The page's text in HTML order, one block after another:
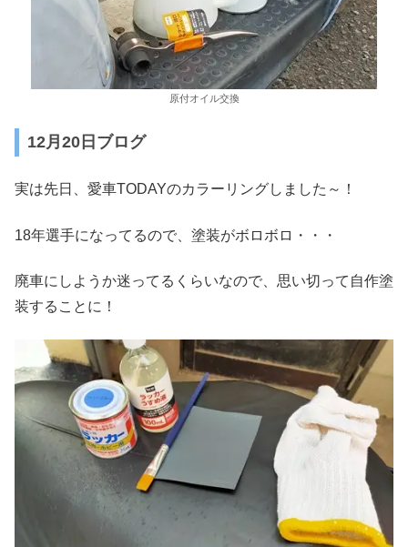
原付オイル交換
12月20日ブログ
実は先日、愛車TODAYのカラーリングしました～！
18年選手になってるので、塗装がボロボロ・・・
廃車にしようか迷ってるくらいなので、思い切って自作塗
装することに！